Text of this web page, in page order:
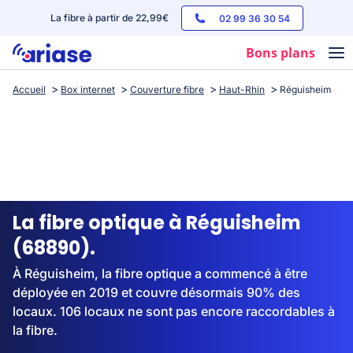
La fibre à partir de 22,99€ 02 99 36 30 54
Bons plans
Box internet
Streaming
Accueil Box internet Couverture fibre Haut-Rhin Réguisheim
La fibre optique à Réguisheim
(68890).
À Réguisheim, la fibre optique a commencé à être
déployée en 2019 et couvre désormais 90% des
locaux. 106 locaux ne sont pas encore raccordables à
la fibre.